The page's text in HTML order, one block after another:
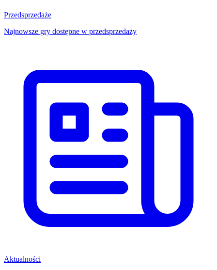
Przedsprzedaże
Najnowsze gry dostępne w przedsprzedaży
Aktualności